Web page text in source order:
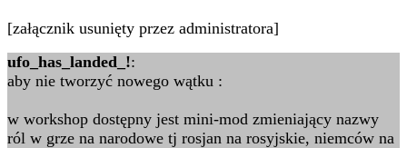
[załącznik usunięty przez administratora]
ufo_has_landed_!:
aby nie tworzyć nowego wątku :
w workshop dostępny jest mini-mod zmieniający nazwy
ról w grze na narodowe tj rosjan na rosyjskie, niemców na